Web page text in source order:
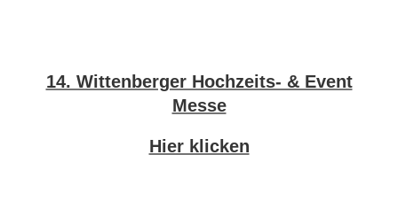
14. Wittenberger Hochzeits- & Event
Messe
Hier klicken